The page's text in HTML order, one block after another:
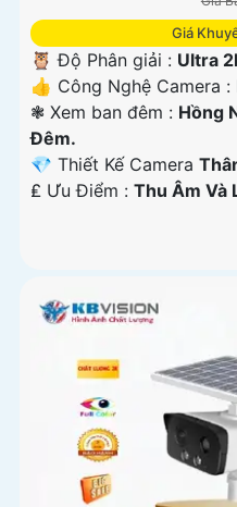
Giá
🦉 Độ Phân giải : Ultra
👍 Công Nghệ Camera :
❃ Xem ban đêm : Hồng
Đêm.
💎 Thiết Kế Camera
️₤ Ưu Điểm : Thu Âm Và